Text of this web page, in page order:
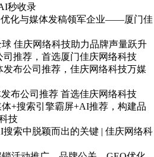
秒收录
优化与媒体发稿领军企业——厦门佳
佳庆网络科技助力品牌声量跃升
推荐，首选厦门佳庆网络科技
布公司推荐，佳庆网络科技万媒
布公司推荐 首选佳庆网络科技
+搜索引擎霸屏+AI推荐，构建品
技
索中脱颖而出的关键 | 佳庆网络科